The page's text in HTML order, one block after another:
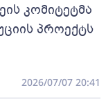
კომიტეტმა
პროექტს
2026/07/07 20:41